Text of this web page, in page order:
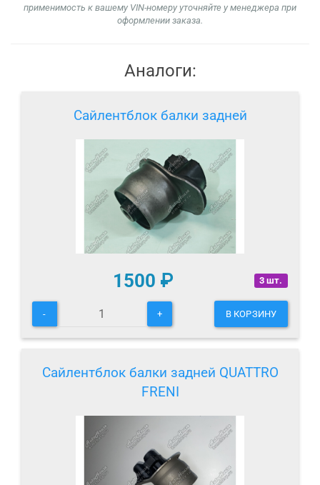
применимость к вашему VIN-номеру уточняйте у менеджера при
оформлении заказа.
Аналоги:
Сайлентблок балки задней
3 шт.
1500 ₽
- + В КОРЗИНУ
Сайлентблок балки задней QUATTRO
FRENI